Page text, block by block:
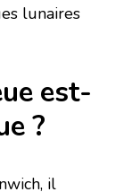
lunaires
est-
?
il